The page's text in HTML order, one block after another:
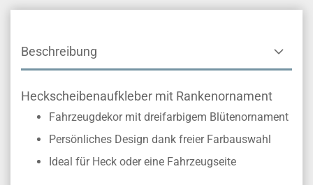
Beschreibung
Heckscheibenaufkleber mit Rankenornament
Fahrzeugdekor mit dreifarbigem Blütenornament
Persönliches Design dank freier Farbauswahl
Ideal für Heck oder eine Fahrzeugseite